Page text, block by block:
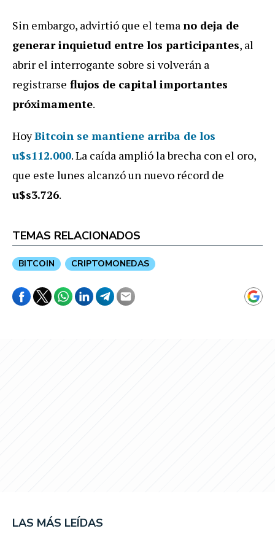
Sin embargo, advirtió que el tema no deja de
generar inquietud entre los participantes, al
abrir el interrogante sobre si volverán a
registrarse flujos de capital importantes
próximamente.
HoyBitcoin se mantiene arriba de los
u$s112.000. La caída amplió la brecha con el oro,
que este lunes alcanzó un nuevo récord de
u$s3.726.
TEMAS RELACIONADOS
BITCOIN CRIPTOMONEDAS
LAS MÁS LEÍDAS